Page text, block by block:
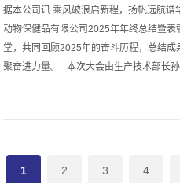
据本公司讯 乘风破浪启新程，扬帆远航
动物保健品有限公司2025年年终总结暨
堂，共同回顾2025年的奋斗历程，总结
聚奋进力量。 本次大会由生产技术部长
1 2 3 4